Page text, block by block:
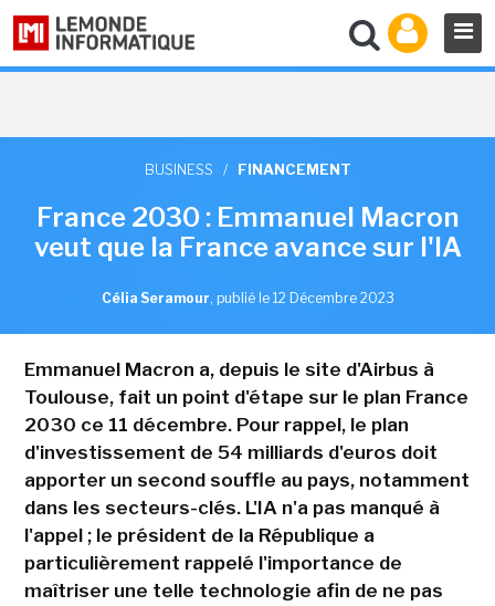
BUSINESS / FINANCEMENT
France 2030 : Emmanuel Macron
veut que la France avance sur l'IA
Célia Seramour, publié le 12 Décembre 2023
Emmanuel Macron a, depuis le site d'Airbus à
Toulouse, fait un point d'étape sur le plan France
2030 ce 11 décembre. Pour rappel, le plan
d'investissement de 54 milliards d'euros doit
apporter un second souffle au pays, notamment
dans les secteurs-clés. L'IA n'a pas manqué à
l'appel ; le président de la République a
particulièrement rappelé l'importance de
maîtriser une telle technologie afin de ne pas